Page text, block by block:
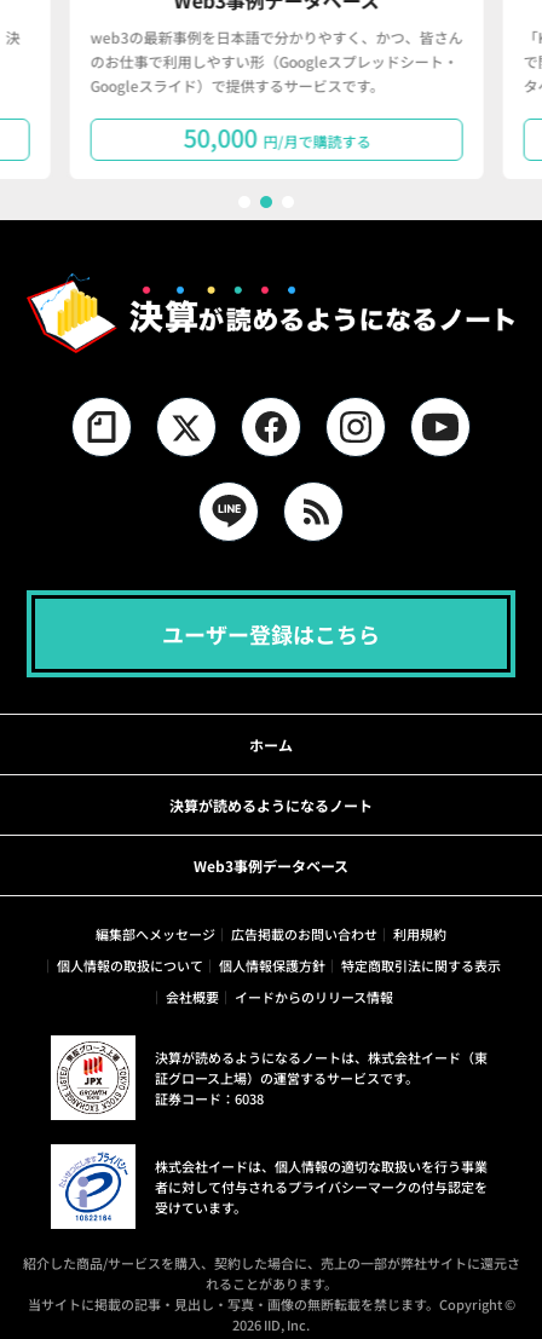
web3の最新事例を日本語で分かりやすく、かつ、皆さん
のお仕事で利用しやすい形（Googleスプレッドシート・
Googleスライド）で提供するサービスです。
50,000 円/月で購読する
で
タ
ユーザー登録はこちら
ホーム
決算が読めるようになるノート
Web3事例データベース
編集部へメッセージ 広告掲載のお問い合わせ
利用規約
個人情報の取扱について
個人情報保護方針
特定商取引法に関する表示
会社概要
イードからのリリース情報
決算が読めるようになるノートは、株式会社イード（東
証グロース上場）の運営するサービスです。
証券コード：6038
株式会社イードは、個人情報の適切な取扱いを行う事業
者に対して付与されるプライバシーマークの付与認定を
受けています。
紹介した商品/サービスを購入、契約した場合に、売上の一部が弊社サイトに還元さ
れることがあります。
当サイトに掲載の記事・見出し・写真・画像の無断転載を禁じます。Copyright ©
2026 IID, Inc.